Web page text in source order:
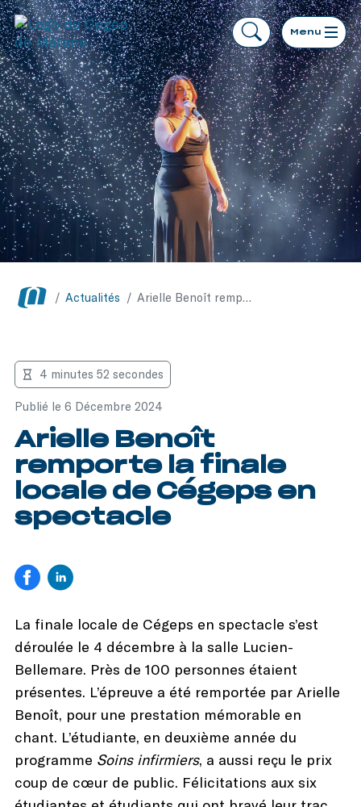
Menu
/ Actualités / Arielle Benoît remporte la finale locale de Cégeps en spectacle
Publié le 6 Décembre 2024
4 minutes 52 secondes
Arielle Benoît
remporte la finale
locale de Cégeps en
spectacle
La finale locale de Cégeps en spectacle s’est
déroulée le 4 décembre à la salle Lucien-
Bellemare. Près de 100 personnes étaient
présentes. L’épreuve a été remportée par Arielle
Benoît, pour une prestation mémorable en
chant. L’étudiante, en deuxième année du
programme Soins infirmiers, a aussi reçu le prix
coup de cœur de public. Félicitations aux six